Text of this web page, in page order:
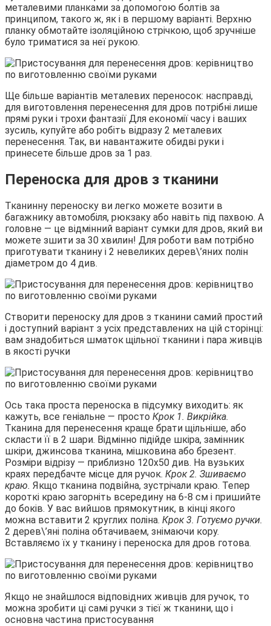
металевими планками за допомогою болтів за
принципом, такого ж, як і в першому варіанті. Верхню
планку обмотайте ізоляційною стрічкою, щоб зручніше
було триматися за неї рукою.
Ще більше варіантів металевих переносок: насправді,
для виготовлення перенесення для дров потрібні лише
прямі руки і трохи фантазії Для економії часу і ваших
зусиль, купуйте або робіть відразу 2 металевих
перенесення. Так, ви навантажите обидві руки і
принесете більше дров за 1 раз.
Переноска для дров з тканини
Тканинну переноску ви легко можете возити в
багажнику автомобіля, рюкзаку або навіть під пахвою. А
головне — це відмінний варіант сумки для дров, який ви
можете зшити за 30 хвилин! Для роботи вам потрібно
приготувати тканину і 2 невеликих дерев\’яних полін
діаметром до 4 див.
Створити переноску для дров з тканини самий простий
і доступний варіант з усіх представлених на цій сторінці:
вам знадобиться шматок щільної тканини і пара живців
в якості ручки
Ось така проста переноска в підсумку виходить: як
кажуть, все геніальне — просто Крок 1. Викрійка.
Тканина для перенесення краще брати щільніше, або
скласти її в 2 шари. Відмінно підійде шкіра, замінник
шкіри, джинсова тканина, мішковина або брезент.
Розміри відрізу — приблизно 120х50 див. На вузьких
краях передбачте місце для ручок. Крок 2. Зшиваємо
краю. Якщо тканина подвійна, зустрічали краю. Тепер
короткі краю загорніть всередину на 6-8 см і пришийте
до боків. У вас вийшов прямокутник, в кінці якого
можна вставити 2 круглих поліна. Крок 3. Готуємо ручки.
2 дерев\’яні поліна обтачиваем, знімаючи кору.
Вставляємо їх у тканину і переноска для дров готова.
Якщо не знайшлося відповідних живців для ручок, то
можна зробити ці самі ручки з тієї ж тканини, що і
основна частина пристосування